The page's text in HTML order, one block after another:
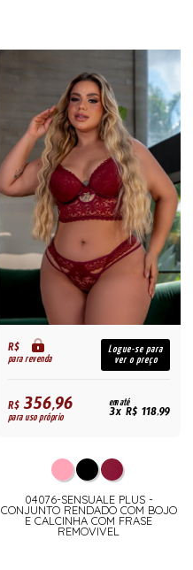
R$
para revenda
Logue-se para
ver o preço
R$356,96
para uso próprio
em até
3x R$ 118,99
04076-SENSUALE PLUS -
CONJUNTO RENDADO COM BOJO
E CALCINHA COM FRASE
REMOVIVEL